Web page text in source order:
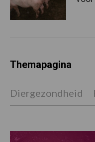
Themapagina
Diergezondheid